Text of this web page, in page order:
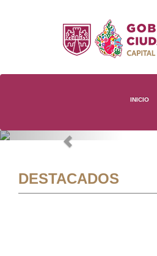
INICIO
Previous
DESTACADOS